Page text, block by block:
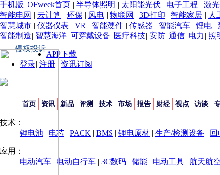
手机版 | OFweek首页 | 半导体照明 | 太阳能光伏 | 电子工程 | 激光
智能电网 | 云计算 | 环保 | 风电 | 物联网 | 3D打印 | 智能家居 | 人
智慧城市 | 仪器仪表 | VR | 智能硬件 | 传感器 | 智能汽车 | 锂电 |
智能制造| 智慧海洋| 可穿戴设备| 医疗科技| 安防| 通信| 电力 | 照
侵权投诉
APP下载
登录| 注册 | 资讯订阅
首页 资讯 新品 评测 技术 市场 报告 财经 视点 访谈
技术：
锂电池 | 电芯 | PACK | BMS | 锂电原材 | 生产/检测设备 | 回
应用：
电动汽车 | 电动自行车 | 3C数码 | 储能 | 电动工具 | 航天航